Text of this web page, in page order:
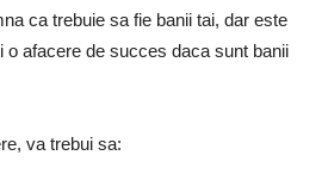
ca trebuie sa fie banii tai, dar este
o afacere de succes daca sunt banii
va trebui sa: